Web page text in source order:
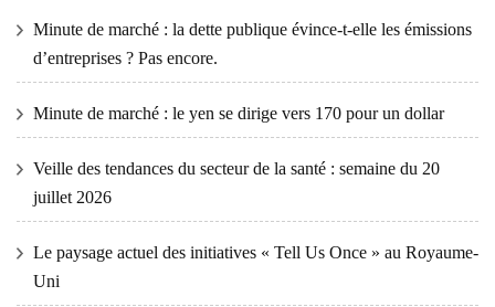
Minute de marché : la dette publique évince-t-elle les émissions
d’entreprises ? Pas encore.
Minute de marché : le yen se dirige vers 170 pour un dollar
Veille des tendances du secteur de la santé : semaine du 20
juillet 2026
Le paysage actuel des initiatives « Tell Us Once » au Royaume-
Uni